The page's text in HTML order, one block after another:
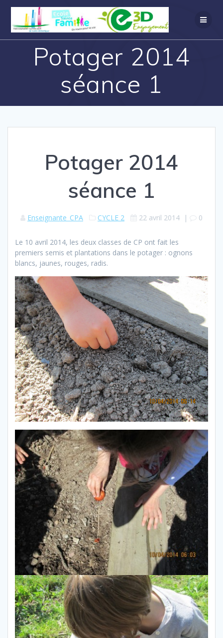
Potager 2014
séance 1
Potager 2014
séance 1
Enseignante_CPA CYCLE 2 22 avril 2014 | 0
Le 10 avril 2014, les deux classes de CP ont fait les
premiers semis et plantations dans le potager : ognons
blancs, jaunes, rouges, radis.